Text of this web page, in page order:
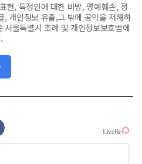
현, 특정인에 대한 비방, 명예훼손, 정
, 개인정보 유출,그 밖에 공익을 저해하
울특별시 조례 및 개인정보보호법에